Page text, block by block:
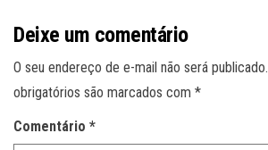
Deixe um comentário
O seu endereço de e-mail não será publicado.
obrigatórios são marcados com *
Comentário *